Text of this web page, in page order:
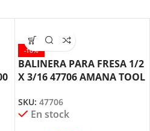
-10%
BALINERA PARA FRESA 1/2
X 3/16 47706 AMANA TOOL
SKU: 47706
En stock